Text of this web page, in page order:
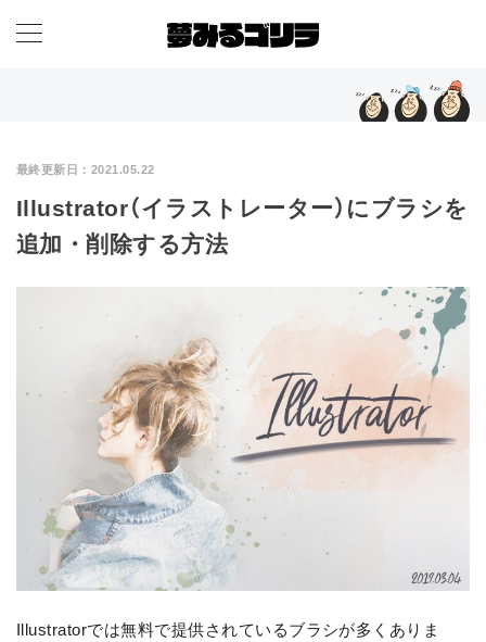
最終更新日： 2021.05.22
Illustrator（イラストレーター）にブラシを
追加・削除する方法
Illustratorでは無料で提供されているブラシが多くありま